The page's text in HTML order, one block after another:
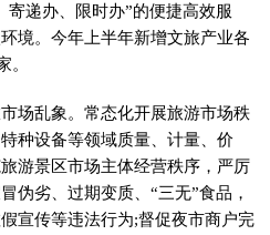
寄递办、限时办”的便捷高效服
境。今年上半年新增文旅产业各
。
场乱象。常态化开展旅游市场秩
种设备等领域质量、计量、价
游景区市场主体经营秩序，严厉
伪劣、过期变质、“三无”食品，
宣传等违法行为;督促夜市商户完